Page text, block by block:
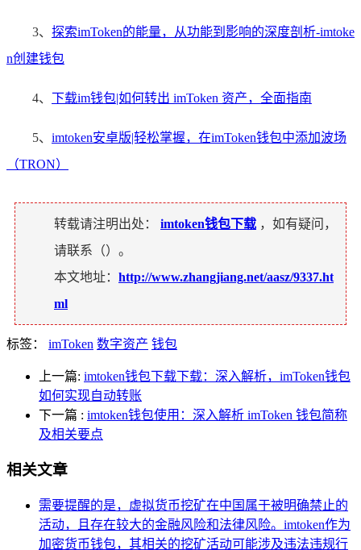
3、 探索imToken的能量，从功能到影响的深度剖析-imtoke
n创建钱包
4、 下载im钱包|如何转出 imToken 资产，全面指南
5、 imtoken安卓版|轻松掌握，在imToken钱包中添加波场
（TRON）
转载请注明出处： imtoken钱包下载 ，如有疑问，
请联系（）。
本文地址： http://www.zhangjiang.net/aasz/9337.ht
ml
标签： imToken 数字资产 钱包
上一篇: imtoken钱包下载下载：深入解析，imToken钱包
如何实现自动转账
下一篇 : imtoken钱包使用：深入解析 imToken 钱包简称
及相关要点
相关文章
需要提醒的是，虚拟货币挖矿在中国属于被明确禁止的
活动，且存在较大的金融风险和法律风险。imtoken作为
加密货币钱包，其相关的挖矿活动可能涉及违法违规行